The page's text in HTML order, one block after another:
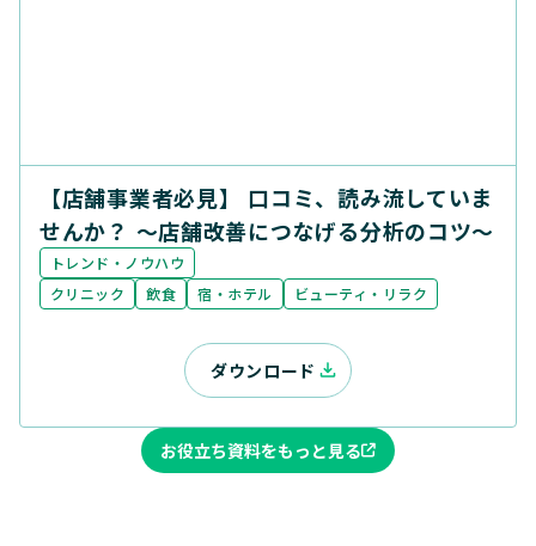
【店舗事業者必見】 口コミ、読み流していま
せんか？ ～店舗改善につなげる分析のコツ～
トレンド・ノウハウ
クリニック
飲食 宿・ホテル ビューティ・リラク
ダウンロード
お役立ち資料をもっと見る